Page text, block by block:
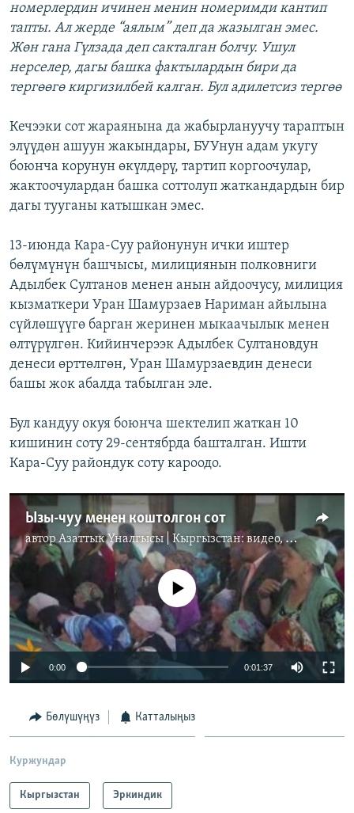
номерлердин ичинен менин номеримди кантип
тапты. Ал жерде “аялым” деп да жазылган эмес.
Жөн гана Гүлзада деп сакталган болчу. Ушул
нерселер, дагы башка фактылардын бири да
тергөөгө киргизилбей калган. Бул адилетсиз тергөө
Кечээки сот жараянына да жабырлануучу тараптын
элүүдөн ашуун жакындары, БУУнун адам укугу
боюнча корунун өкүлдөрү, тартип коргоочулар,
жактоочулардан башка соттолуп жаткандардын бир
дагы тууганы катышкан эмес.
13-июнда Кара-Суу районунун ички иштер
бөлүмүнүн башчысы, милициянын полковниги
Адылбек Султанов менен анын айдоочусу, милиция
кызматкери Уран Шамурзаев Нариман айылына
сүйлөшүүгө барган жеринен мыкаачылык менен
өлтүрүлгөн. Кийинчерээк Адылбек Султановдун
денеси өрттөлгөн, Уран Шамурзаевдин денеси
башы жок абалда табылган эле.
Бул кандуу окуя боюнча шектелип жаткан 10
кишинин соту 29-сентябрда башталган. Ишти
Кара-Суу райондук соту кароодо.
Ызы-чуу менен коштолгон сот
авторАзаттык Үналгысы | Кыргызстан: видео, фото, кабарлар
No media source currently available
0:00 0:01:37
Бөлүшүңүз Катталыңыз
Куржундар
Кыргызстан Эркиндик